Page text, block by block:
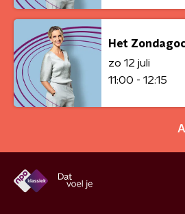
Het
zo 12 juli
11:00 - 12:15